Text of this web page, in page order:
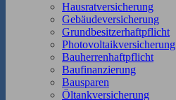
Hausratversicherung
Gebäudeversicherung
Grundbesitzerhaftpflicht
Photovoltaikversicherung
Bauherrenhaftpflicht
Baufinanzierung
Bausparen
Öltankversicherung